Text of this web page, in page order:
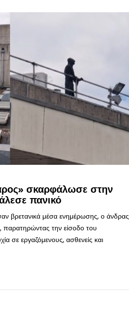
σκαρφάλωσε στην
πανικό
βρετανικά μέσα ενημέρωσης, ο άνδρας
παρατηρώντας την είσοδο του
σε εργαζόμενους, ασθενείς και